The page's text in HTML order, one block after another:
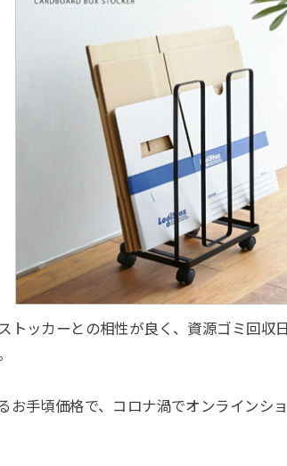
トッカーとの相性が良く、資源ゴミ回収
お手頃価格で、コロナ渦でオンラインシ